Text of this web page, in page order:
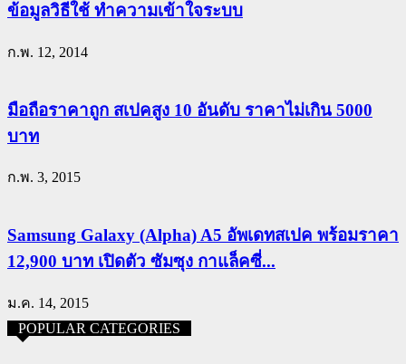
ข้อมูลวิธีใช้ ทำความเข้าใจระบบ
ก.พ. 12, 2014
มือถือราคาถูก สเปคสูง 10 อันดับ ราคาไม่เกิน 5000
บาท
ก.พ. 3, 2015
Samsung Galaxy (Alpha) A5 อัพเดทสเปค พร้อมราคา
12,900 บาท เปิดตัว ซัมซุง กาแล็คซี่...
ม.ค. 14, 2015
POPULAR CATEGORIES